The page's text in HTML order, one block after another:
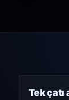
Tek çatı